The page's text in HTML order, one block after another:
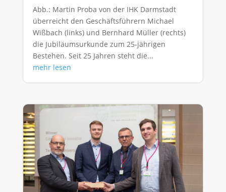
Abb.: Martin Proba von der IHK Darmstadt
überreicht den Geschäftsführern Michael
Wißbach (links) und Bernhard Müller (rechts)
die Jubiläumsurkunde zum 25-jährigen
Bestehen. Seit 25 Jahren steht die...
mehr lesen